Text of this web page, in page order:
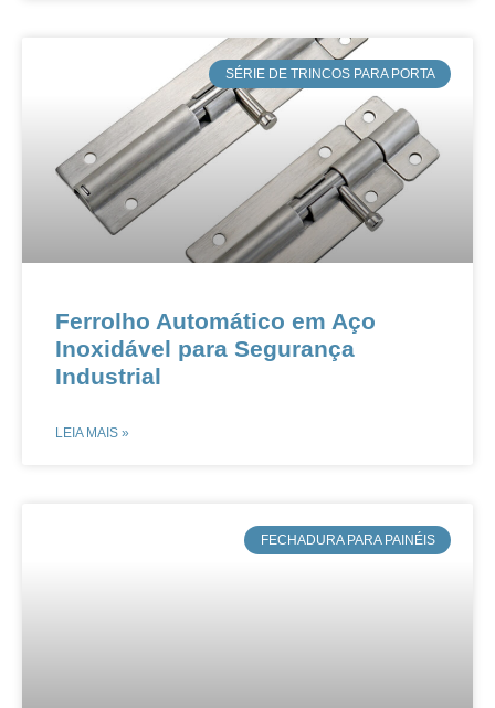
​SÉRIE DE TRINCOS PARA PORTA
​​​​Ferrolho Automático em Aço
Inoxidável para Segurança
Industrial​​
LEIA MAIS »
​FECHADURA PARA PAINÉIS